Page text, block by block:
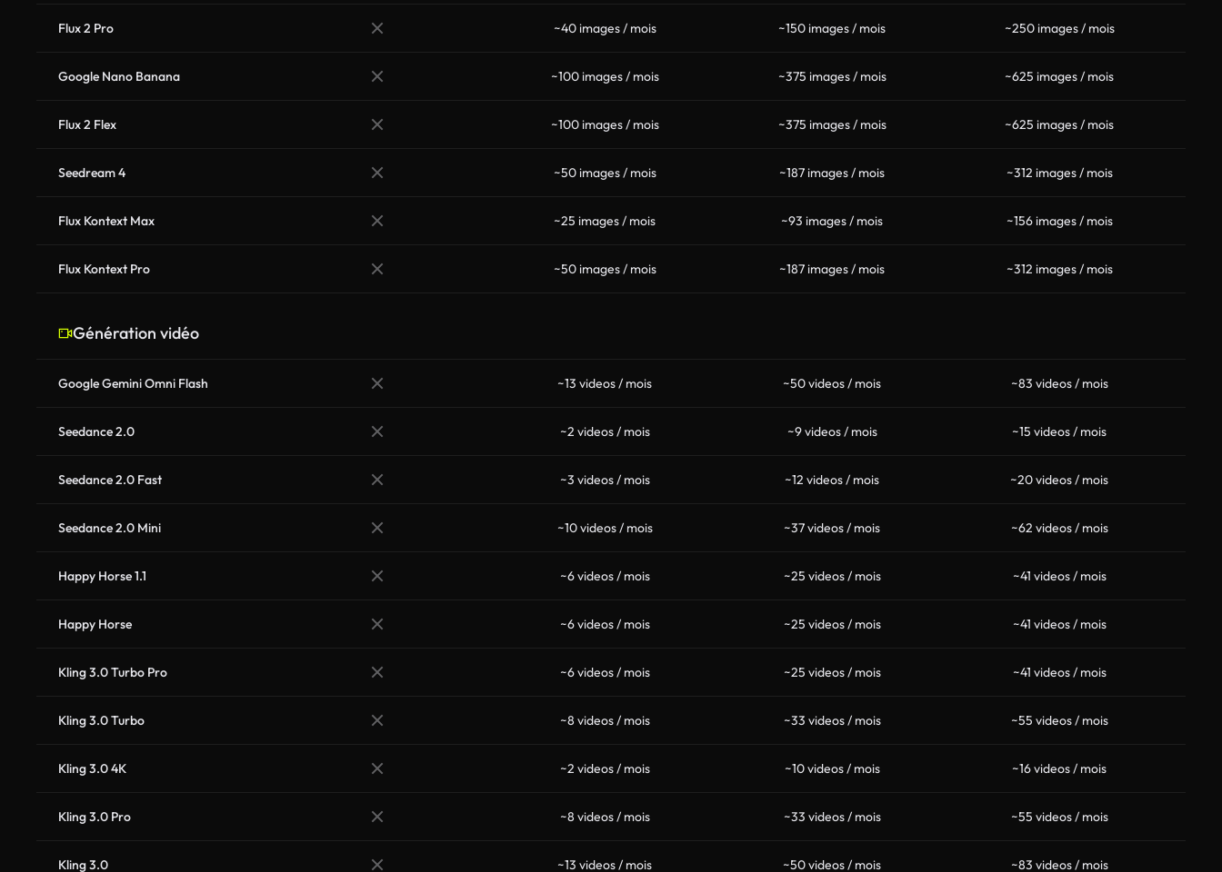
Flux 2 Pro ~40 images / mois ~150 images / mois ~250 images / mois
Google Nano Banana ~100 images / mois ~375 images / mois ~625 images / mois
Flux 2 Flex ~100 images / mois ~375 images / mois ~625 images / mois
Seedream 4 ~50 images / mois ~187 images / mois ~312 images / mois
Flux Kontext Max ~25 images / mois ~93 images / mois ~156 images / mois
Flux Kontext Pro ~50 images / mois ~187 images / mois ~312 images / mois
Génération vidéo
Google Gemini Omni Flash ~13 videos / mois ~50 videos / mois ~83 videos / mois
Seedance 2.0 ~2 videos / mois ~9 videos / mois ~15 videos / mois
Seedance 2.0 Fast ~3 videos / mois ~12 videos / mois ~20 videos / mois
Seedance 2.0 Mini ~10 videos / mois ~37 videos / mois ~62 videos / mois
Happy Horse 1.1 ~6 videos / mois ~25 videos / mois ~41 videos / mois
Happy Horse ~6 videos / mois ~25 videos / mois ~41 videos / mois
Kling 3.0 Turbo Pro ~6 videos / mois ~25 videos / mois ~41 videos / mois
Kling 3.0 Turbo ~8 videos / mois ~33 videos / mois ~55 videos / mois
Kling 3.0 4K ~2 videos / mois ~10 videos / mois ~16 videos / mois
Kling 3.0 Pro ~8 videos / mois ~33 videos / mois ~55 videos / mois
Kling 3.0 ~13 videos / mois ~50 videos / mois ~83 videos / mois